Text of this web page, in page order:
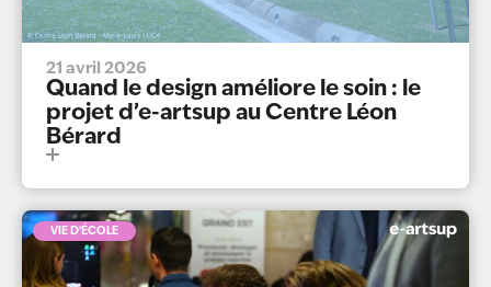
21 avril 2026
Quand le design améliore le soin : le
projet d’e-artsup au Centre Léon
Bérard
VIE D’ÉCOLE